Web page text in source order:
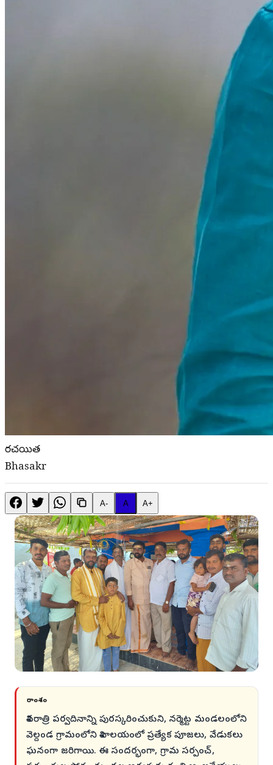
రచయిత
Bhasakr
A- A A+
సారాంశం
శివరాత్రి పర్వదినాన్ని పురస్కరించుకుని, నర్మెట్ట మండలంలోని
వెల్దండ గ్రామంలోని శివాలయంలో ప్రత్యేక పూజలు, వేడుకలు
ఘనంగా జరిగాయి. ఈ సందర్భంగా, గ్రామ సర్పంచ్,